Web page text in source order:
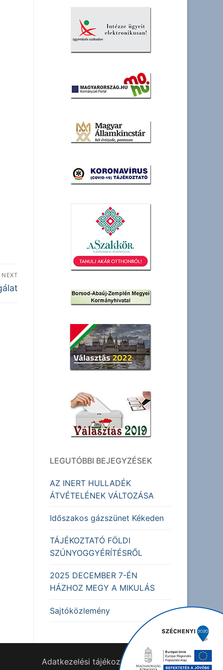
NEXT
LEGUTÓBBI BEJEGYZÉSEK
AZ INERT HULLADÉK
ÁTVÉTELÉNEK VÁLTOZÁSA
Időszakos gázszünet Kékeden
TÁJÉKOZTATÓ FÖLDI
SZÚNYOGGYÉRÍTÉSRŐL
2025 DECEMBER 7-ÉN
HÁZHOZ MEGY A MIKULÁS
Sajtóközlemény
Adatkezelési tájékoztató